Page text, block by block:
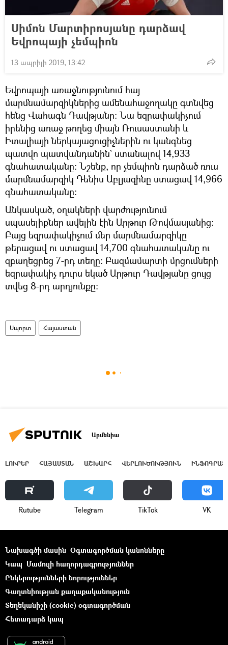
Սիմոն Մարտիրոսյանը դարձավ
Եվրոպայի չեմպիոն
13 ապրիլի 2019, 13:42
Եվրոպայի առաջնությունում հայ
մարմնամարզիկներից ամենահաջողակը գտնվեց
հենց Վահագն Դավթյանը: Նա եզրափակիչում
իրենից առաջ թողեց միայն Ռուսաստանի և
Իտալիայի ներկայացուցիչներին ու կանգնեց
պատվո պատվանդանին` ստանալով 14,933
գնահատականը: Նշենք, որ չեմպիոն դարձած ռուս
մարմնամարզիկ Դենիս Աբլյազինը ստացավ 14,966
գնահատականը:
Անկասկած, օղակների վարժությունում
սպասելիքներ ավելին էին Արթուր Թովմասյանից:
Բայց եզրափակիչում մեր մարմնամարզիկը
թերացավ ու ստացավ 14,700 գնահատականը ու
զբաղեցրեց 7-րդ տեղը: Բազմամարտի մրցումների
եզրափակիչ դուրս եկած Արթուր Դավթյանը ցույց
տվեց 8-րդ արդյունքը:
Սպորտ Հայաստան
Արմենիա
ԼՈՒՐԵՐ ՀԱՅԱՍՏԱՆ ԱՇԽԱՐՀ ՎԵՐԼՈՒԾՈՒԹՅՈՒՆ
Rutube Telegram ТikТоk VK
Նախագծի մասին Օգտագործման կանոնները
Կապ Մամուլի հաղորդագրություններ
Ընկերությունների նորություններ
Գաղտնիության քաղաքականություն
Տեղեկանիշի (cookie) օգտագործման
Հետադարձ կապ